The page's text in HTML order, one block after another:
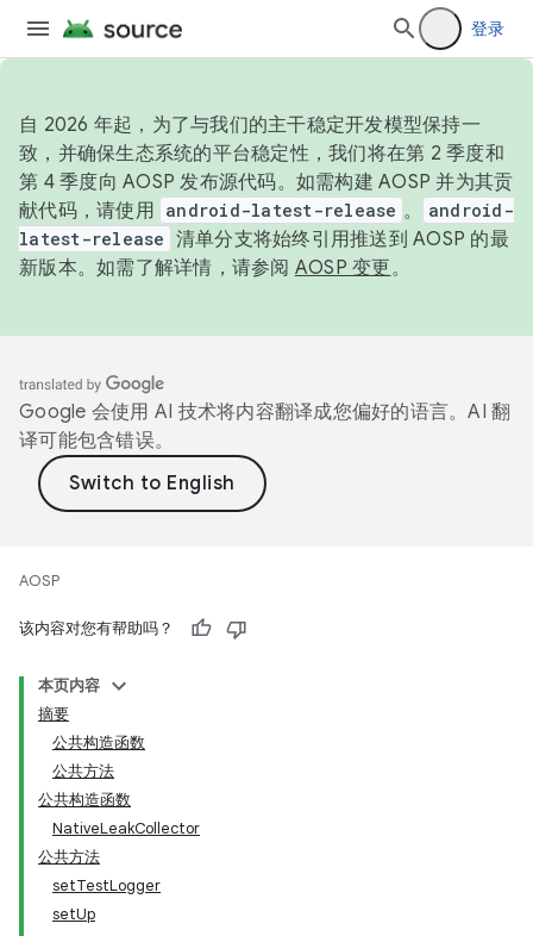
登录
自 2026 年起，为了与我们的主干稳定开发模型保持一
致，并确保生态系统的平台稳定性，我们将在第 2 季度和
第 4 季度向 AOSP 发布源代码。如需构建 AOSP 并为其贡
献代码，请使用 android-latest-release 。
android-
latest-release 清单分支将始终引用推送到 AOSP 的最
新版本。如需了解详情，请参阅 AOSP 变更。
Google 会使用 AI 技术将内容翻译成您偏好的语言。AI 翻
译可能包含错误。
AOSP
该内容对您有帮助吗？
本页内容
摘要
公共构造函数
公共方法
公共构造函数
NativeLeakCollector
公共方法
setTestLogger
setUp